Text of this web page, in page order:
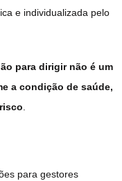
e individualizada pelo
para dirigir não é um
a condição de saúde,
.
para gestores